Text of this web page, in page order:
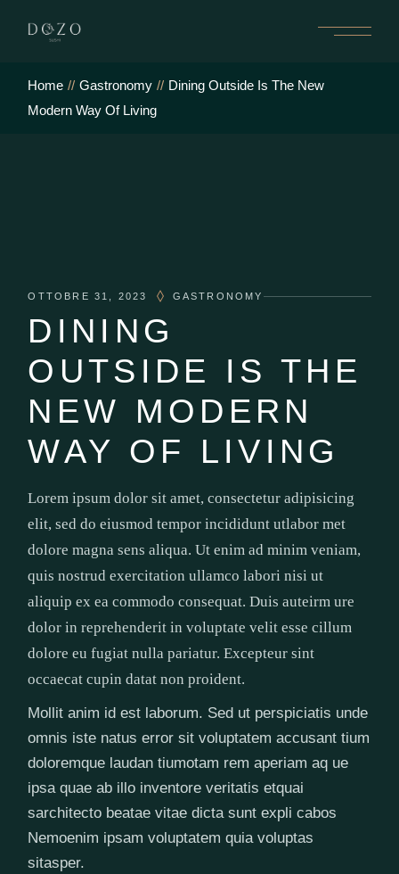
Home Gastronomy
Dining Outside Is The New
Modern Way Of Living
OTTOBRE 31, 2023 GASTRONOMY
DINING
OUTSIDE IS THE
NEW MODERN
WAY OF LIVING
Lorem ipsum dolor sit amet, consectetur adipisicing
elit, sed do eiusmod tempor incididunt utlabor met
dolore magna sens aliqua. Ut enim ad minim veniam,
quis nostrud exercitation ullamco labori nisi ut
aliquip ex ea commodo consequat. Duis auteirm ure
dolor in reprehenderit in voluptate velit esse cillum
dolore eu fugiat nulla pariatur. Excepteur sint
occaecat cupin datat non proident.
Mollit anim id est laborum. Sed ut perspiciatis unde
omnis iste natus error sit voluptatem accusant tium
doloremque laudan tiumotam rem aperiam aq ue
ipsa quae ab illo inventore veritatis etquai
sarchitecto beatae vitae dicta sunt expli cabos
Nemoenim ipsam voluptatem quia voluptas
sitasper.